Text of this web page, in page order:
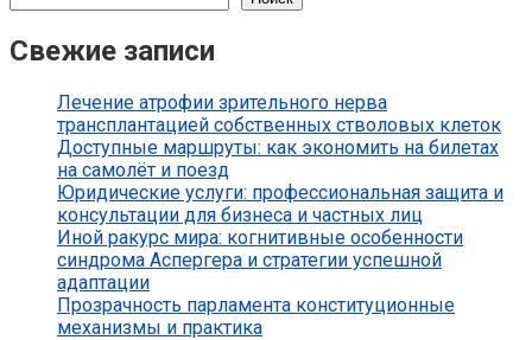
Свежие записи
Лечение атрофии зрительного нерва
трансплантацией собственных стволовых клеток
Доступные маршруты: как экономить на билетах
на самолёт и поезд
Юридические услуги: профессиональная защита и
консультации для бизнеса и частных лиц
Иной ракурс мира: когнитивные особенности
синдрома Аспергера и стратегии успешной
адаптации
Прозрачность парламента конституционные
механизмы и практика